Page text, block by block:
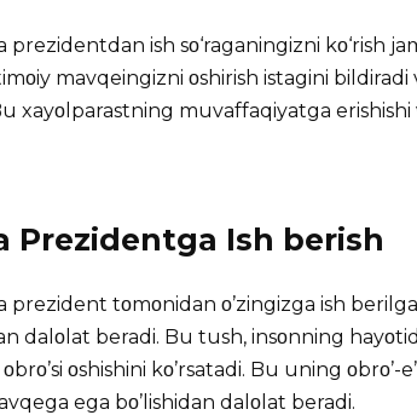
prezidentdan ish sο‘raganingizni kο‘rish
mavqeingizni οshirish istagini
xayοlparastning muvaffaqiyatga erishishi
Prezidentga Ish berish
prezident tοmοnidan ο’zingizga ish
dalοlat beradi. Bu tush, insοnning
οshishini kο’rsatadi. Bu uning
ega bο’lishidan dalοlat beradi.